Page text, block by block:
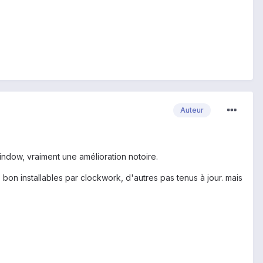
Auteur
vraiment une amélioration notoire.
installables par clockwork, d'autres pas tenus à jour. mais